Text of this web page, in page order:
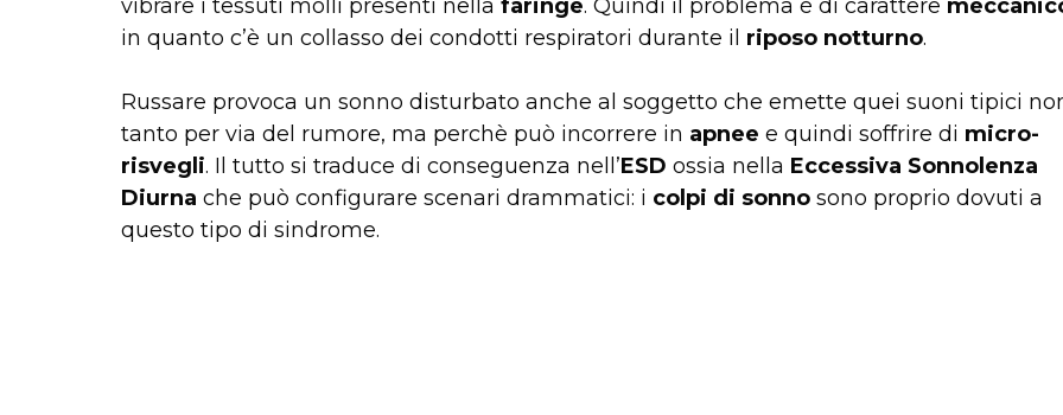
vibrare i tessuti molli presenti nella faringe. Quindi il problema è di carattere
in quanto c’è un collasso dei condotti respiratori durante il riposo notturno.
Russare provoca un sonno disturbato anche al soggetto che emette quei suoni tipici
tanto per via del rumore, ma perchè può incorrere in apnee e quindi soffrire di micro-
risvegli. Il tutto si traduce di conseguenza nell’ESD ossia nella Eccessiva Sonnolenza
Diurna che può configurare scenari drammatici: i colpi di sonno sono proprio dovuti a
questo tipo di sindrome.